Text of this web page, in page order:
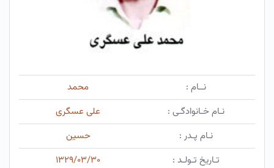
نــام :
محمد
نـام خـانوادگـی :
علی عسگری
نـام پـدر :
حسین
تـاریخ تـولـد :
۱۳۲۹/۰۳/۳۰